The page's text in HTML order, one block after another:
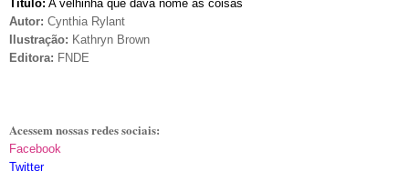
Titulo: A velhinha que dava nome as coisas
Autor: Cynthia Rylant
Ilustração: Kathryn Brown
Editora: FNDE
Acessem nossas redes sociais:
Facebook
Twitter